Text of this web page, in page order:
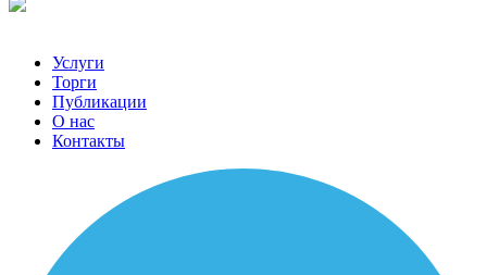
Услуги
Торги
Публикации
О нас
Контакты